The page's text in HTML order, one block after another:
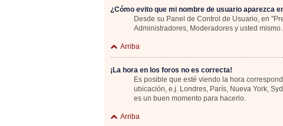
¿Cómo evito que mi nombre de usuario aparezca
Desde su Panel de Control de Usuario, en
Administradores, Moderadores y usted
Arriba
¡La hora en los foros no es correcta!
Es posible que esté viendo la hora
ubicación, e.j. Londres, París, Nueva York,
es un buen momento para hacerlo.
Arriba